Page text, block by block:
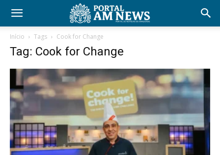
Início Tags Cook for Change
Tag: Cook for Change